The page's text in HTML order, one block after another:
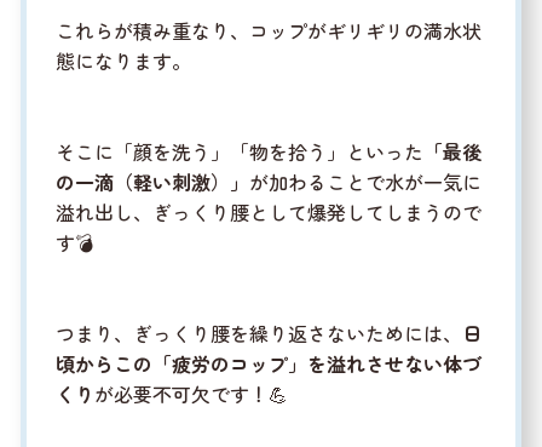
これらが積み重なり、コップがギリギリの満水状
態になります。
そこに「顔を洗う」「物を拾う」といった 「最後
の一滴（軽い刺激）」 が加わることで水が一気に
溢れ出し、ぎっくり腰として爆発してしまうので
す💣
つまり、ぎっくり腰を繰り返さないためには、 日
頃からこの「疲労のコップ」を溢れさせない体づ
くり が必要不可欠です！💪